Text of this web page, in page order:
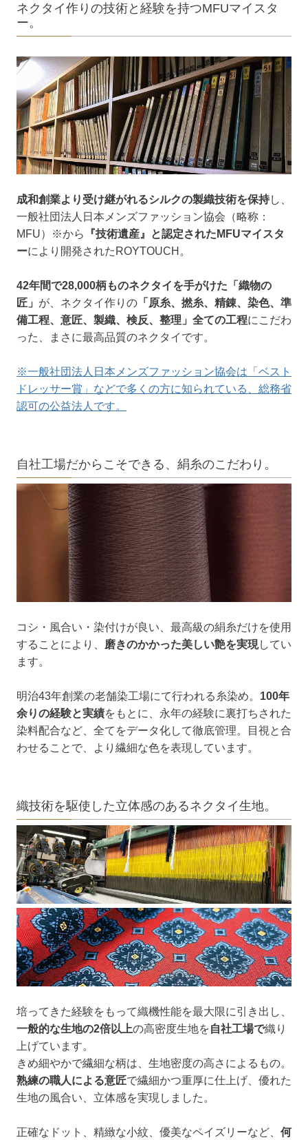
ネクタイ作りの技術と経験を持つMFUマイスタ
ー。
成和創業より受け継がれるシルクの製織技術を保持し、
一般社団法人日本メンズファッション協会（略称：
MFU）※から
『技術遺産』と認定されたMFUマイスタ
ーにより開発されたROYTOUCH。
42年間で28,000柄ものネクタイを手がけた「織物の
匠」 が、ネクタイ作りの 「原糸、撚糸、精錬、染色、準
備工程、意匠、製織、検反、整理」全ての工程にこだわ
った、まさに最高品質のネクタイです。
※一般社団法人日本メンズファッション協会は「ベスト
ドレッサー賞」などで多くの方に知られている、総務省
認可の公益法人です。
自社工場だからこそできる、絹糸のこだわり。
コシ・風合い・染付けが良い、最高級の絹糸だけを使用
することにより、 磨きのかかった美しい艶を実現してい
ます。
明治43年創業の老舗染工場にて行われる糸染め。 100年
余りの経験と実績をもとに、永年の経験に裏打ちされた
染料配合など、全てをデータ化して徹底管理。目視と合
わせることで、より繊細な色を表現しています。
織技術を駆使した立体感のあるネクタイ生地。
培ってきた経験をもって織機性能を最大限に引き出し、
一般的な生地の2倍以上の高密度生地を自社工場で織り
上げています。
きめ細やかで繊細な柄は、生地密度の高さによるもの。
熟練の職人による意匠で繊細かつ重厚に仕上げ、優れた
生地の風合い、立体感を実現しました。
正確なドット、精緻な小紋、優美なペイズリーなど、 何